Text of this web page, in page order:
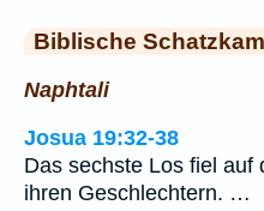
Biblische
Naphtali
Josua 19:32-38
Das sechste Los fiel auf
ihren Geschlechtern. …